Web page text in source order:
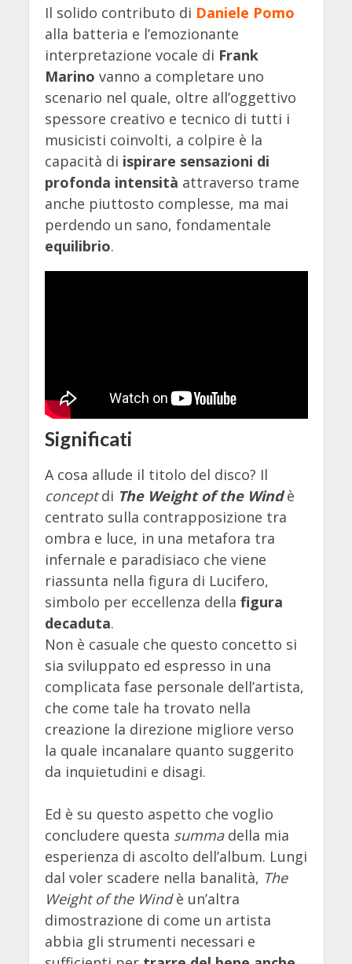
Il solido contributo di Daniele Pomo
alla batteria e l’emozionante
interpretazione vocale di Frank
Marino vanno a completare uno
scenario nel quale, oltre all’oggettivo
spessore creativo e tecnico di tutti i
musicisti coinvolti, a colpire è la
capacità di ispirare sensazioni di
profonda intensità attraverso trame
anche piuttosto complesse, ma mai
perdendo un sano, fondamentale
equilibrio.
Significati
A cosa allude il titolo del disco? Il
conceptdi The Weight of the Windè
centrato sulla contrapposizione tra
ombra e luce, in una metafora tra
infernale e paradisiaco che viene
riassunta nella figura di Lucifero,
simbolo per eccellenza della figura
decaduta.
Non è casuale che questo concetto si
sia sviluppato ed espresso in una
complicata fase personale dell’artista,
che come tale ha trovato nella
creazione la direzione migliore verso
la quale incanalare quanto suggerito
da inquietudini e disagi.
Ed è su questo aspetto che voglio
concludere questa summa della mia
esperienza di ascolto dell’album. Lungi
dal voler scadere nella banalità, The
Weight of the Windè un’altra
dimostrazione di come un artista
abbia gli strumenti necessari e